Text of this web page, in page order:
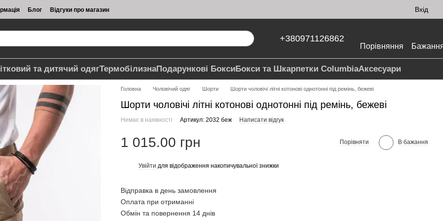
Блог Відгуки про магазин Вхід
+380971126862
Порівняння
та дитячий одягТермобілизнаПодарункові БоксиБокси та Шкарпетки ColumbiaАксесуари
Головна Чоловічий одяг Шорти Шорти чоловічі літні котонові однотонні під ремінь, бежеві
Шорти чоловічі літні котонові однотонні під ремінь, бежеві
Немає в наявності Артикул: 2032 беж Написати відгук
1 015.00 грн Порівняти В бажання
Увійти для відображення накопичувальної знижки
Відправка в день замовлення
Оплата при отриманні
Обмін та повернення 14 днів